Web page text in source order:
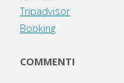
Tripadvisor
Booking
COMMENTI